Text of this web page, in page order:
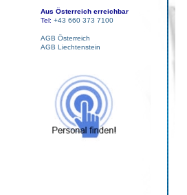
Aus Österreich erreichbar
Tel: +43 660 373 7100
AGB Österreich
AGB Liechtenstein